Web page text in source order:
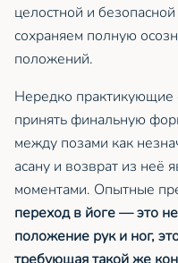
целостной и
сохраняем полную
положений.
Нередко практикующие
принять финальную
между позами как
асану и возврат из неё
моментами. Опытные
переход в йоге — это
положение рук и ног,
требующая такой же